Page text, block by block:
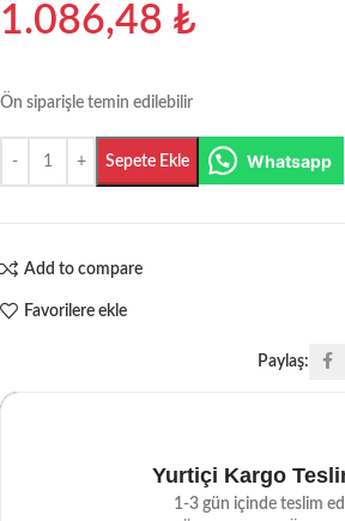
1.086,48 ₺
Ön siparişle temin edilebilir
Sepete Ekle Whatsapp
Add to compare
Favorilere ekle
Paylaş:
Yurtiçi Kargo
1-3 gün içinde teslim